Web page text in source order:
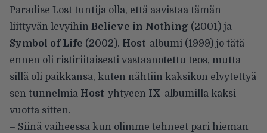
Paradise Lost tuntija olla, että aavistaa tämän
liittyvän levyihin Believe in Nothing (2001) ja
Symbol of Life (2002). Host-albumi (1999) jo tätä
ennen oli ristiriitaisesti vastaanotettu teos, mutta
sillä oli paikkansa, kuten nähtiin kaksikon elvytettyä
sen tunnelmia Host-yhtyeen IX-albumilla kaksi
vuotta sitten.
– Siinä vaiheessa kun olimme tehneet pari hieman